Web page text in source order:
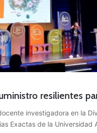
resilientes
investigadora en la
Exactas de la Universidad